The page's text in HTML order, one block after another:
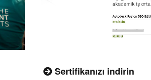
 Sertifikanızı indirin